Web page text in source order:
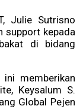
Julie Sutrisno
support kepada
di bidang
memberikan
Keysalum S.
Global Pejen